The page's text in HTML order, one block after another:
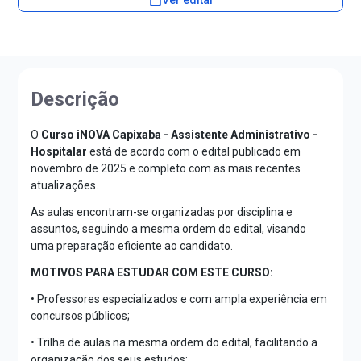
Descrição
O Curso iNOVA Capixaba - Assistente Administrativo -
Hospitalar está de acordo com o edital publicado em
novembro de 2025 e completo com as mais recentes
atualizações.
As aulas encontram-se organizadas por disciplina e
assuntos, seguindo a mesma ordem do edital, visando
uma preparação eficiente ao candidato.
MOTIVOS PARA ESTUDAR COM ESTE CURSO:
• Professores especializados e com ampla experiência em
concursos públicos;
• Trilha de aulas na mesma ordem do edital, facilitando a